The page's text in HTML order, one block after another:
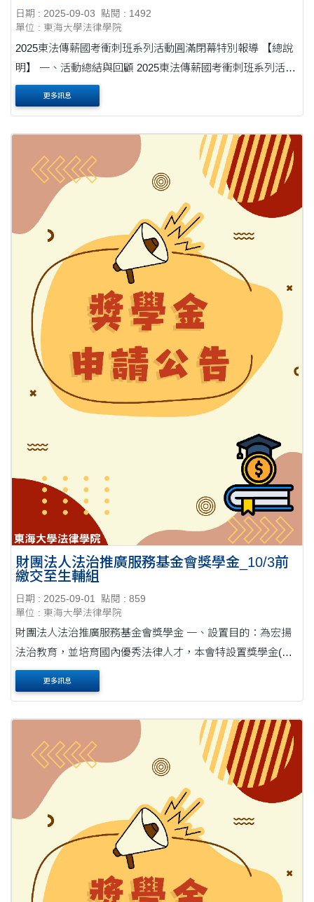
日期 : 2025-09-03
點閱 : 1492
單位 : 東海大學法律學院
2025東法傳薪國考衝刺班系列活動圓滿閉幕特別報導 【總說
明】 一、活動總結與回顧 2025東法傳薪國考衝刺班系列活
動，於2025年8月30日，假裕元花園酒店 (溫莎咖啡廳) 舉行
結業慰勞餐會，在溫馨的用餐氣氛中....
更多訊息
財團法人法治推廣服務基金會獎學金_10/3前
繳交至生輔組
日期 : 2025-09-01
點閱 : 859
單位 : 東海大學法律學院
財團法人法治推廣服務基金會獎學金 一、設置目的：為宏揚
法治教育，並培育國內優秀法律人才，本會特設置獎學金(以
下簡稱本獎學金)。 二、頒發對象：本獎學金以頒給國內公立
或經教育部立案之私立大學或獨....
更多訊息